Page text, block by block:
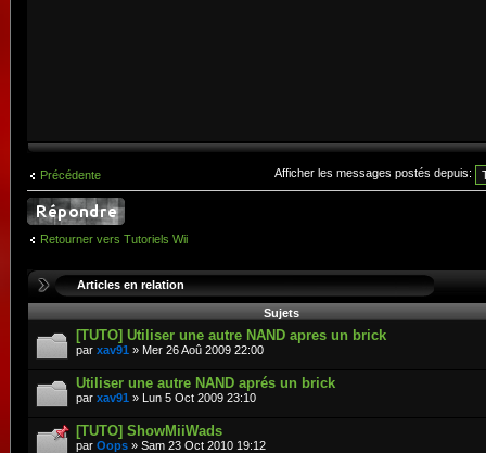
Précédente Afficher les messages postés depuis:
Retourner vers Tutoriels Wii
Articles en relation
Sujets
[TUTO] Utiliser une autre NAND apres un brick
par xav91 » Mer 26 Aoû 2009 22:00
Utiliser une autre NAND aprés un brick
par xav91 » Lun 5 Oct 2009 23:10
[TUTO] ShowMiiWads
par Oops » Sam 23 Oct 2010 19:12